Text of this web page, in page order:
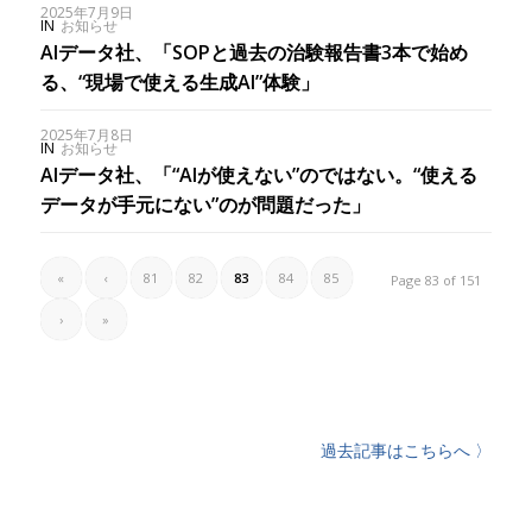
2025年7月9日
IN お知らせ
AIデータ社、「SOPと過去の治験報告書3本で始め
る、“現場で使える生成AI”体験」
2025年7月8日
IN お知らせ
AIデータ社、「“AIが使えない”のではない。“使える
データが手元にない”のが問題だった」
Page 83 of 151
« ‹ 81 82 83 84 85
› »
過去記事はこちらへ 〉